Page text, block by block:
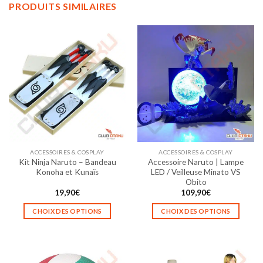
PRODUITS SIMILAIRES
ACCESSOIRES & COSPLAY
Kit Ninja Naruto – Bandeau
Konoha et Kunaïs
19,90€
CHOIX DES OPTIONS
ACCESSOIRES & COSPLAY
Accessoire Naruto | Lampe
LED / Veilleuse Minato VS
Obito
109,90€
CHOIX DES OPTIONS